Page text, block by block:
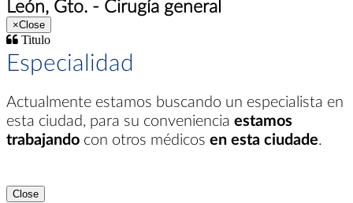
León, Gto. - Cirugía general
×Close
Titulo
Especialidad
Actualmente estamos buscando un especialista en
esta ciudad, para su conveniencia estamos
trabajando con otros médicos en esta ciudade.
Close